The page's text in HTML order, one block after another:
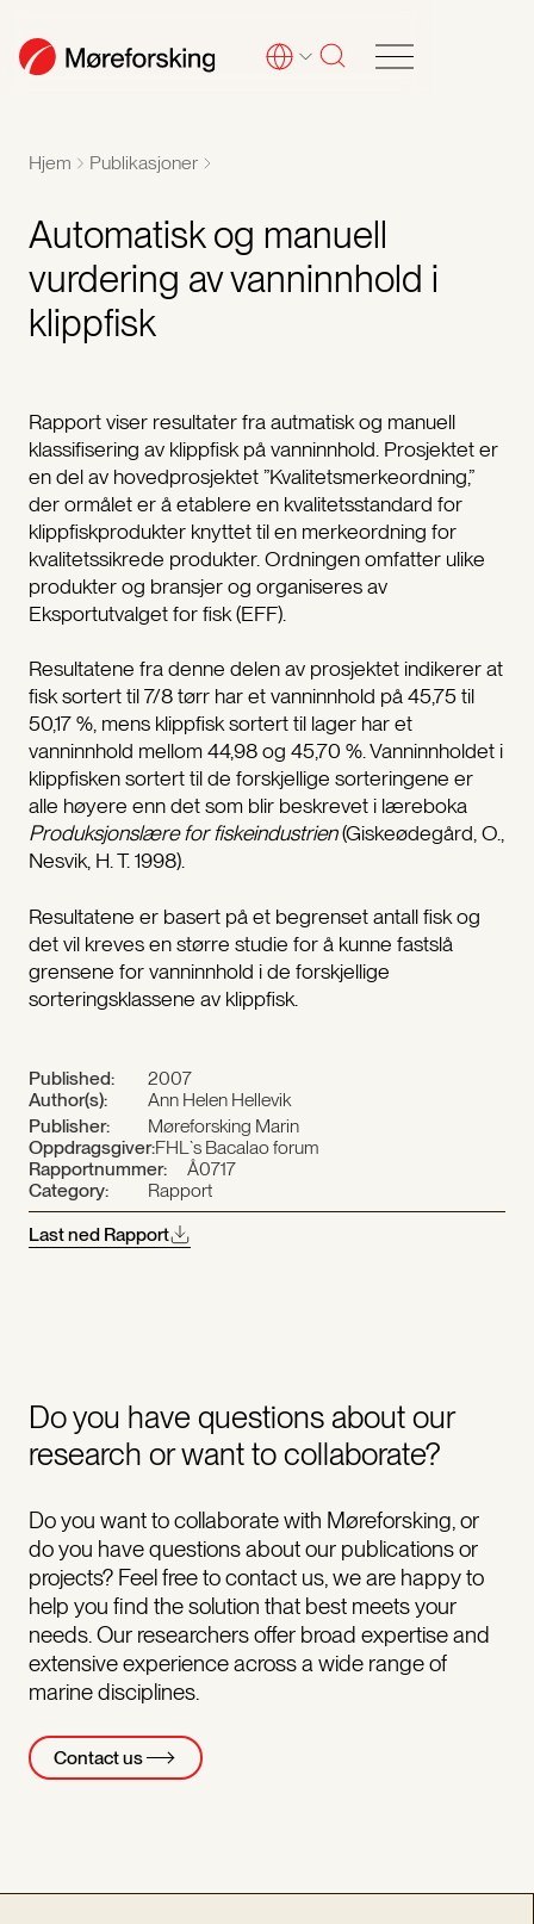
Hjem Publikasjoner
Automatisk og manuell
vurdering av vanninnhold i
klippfisk
Rapport viser resultater fra autmatisk og manuell
klassifisering av klippfisk på vanninnhold. Prosjektet er
en del av hovedprosjektet ”Kvalitetsmerkeordning,”
der ormålet er å etablere en kvalitetsstandard for
klippfiskprodukter knyttet til en merkeordning for
kvalitetssikrede produkter. Ordningen omfatter ulike
produkter og bransjer og organiseres av
Eksportutvalget for fisk (EFF).
Resultatene fra denne delen av prosjektet indikerer at
fisk sortert til 7/8 tørr har et vanninnhold på 45,75 til
50,17 %, mens klippfisk sortert til lager har et
vanninnhold mellom 44,98 og 45,70 %. Vanninnholdet i
klippfisken sortert til de forskjellige sorteringene er
alle høyere enn det som blir beskrevet i læreboka
Produksjonslære for fiskeindustrien(Giskeødegård, O.,
Nesvik, H. T. 1998).
Resultatene er basert på et begrenset antall fisk og
det vil kreves en større studie for å kunne fastslå
grensene for vanninnhold i de forskjellige
sorteringsklassene av klippfisk.
Published:
2007
Author(s):
Ann Helen Hellevik
Publisher:
Møreforsking Marin
Oppdragsgiver:FHL`s Bacalao forum
Rapportnummer:
Å0717
Category:
Rapport
Last ned Rapport
Do you have questions about our
research or want to collaborate?
Do you want to collaborate with Møreforsking, or
do you have questions about our publications or
projects? Feel free to contact us, we are happy to
help you find the solution that best meets your
needs. Our researchers offer broad expertise and
extensive experience across a wide range of
marine disciplines.
Contact us